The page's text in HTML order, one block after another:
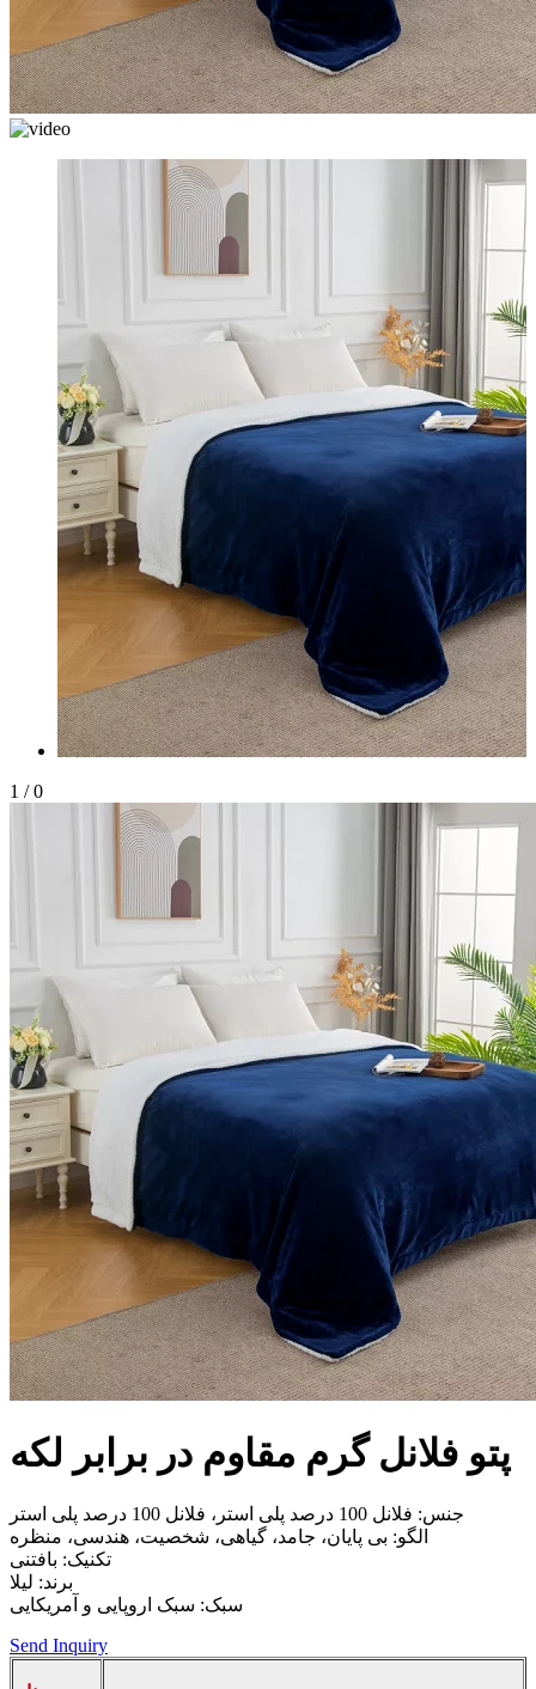
1 / 0
پتو فلانل گرم مقاوم در برابر لکه
جنس: فلانل 100 درصد پلی استر، فلانل 100 درصد پلی استر
الگو: بی پایان، جامد، گیاهی، شخصیت، هندسی، منظره
تکنیک: بافتنی
برند: لیلا
سبک: سبک اروپایی و آمریکایی
Send Inquiry